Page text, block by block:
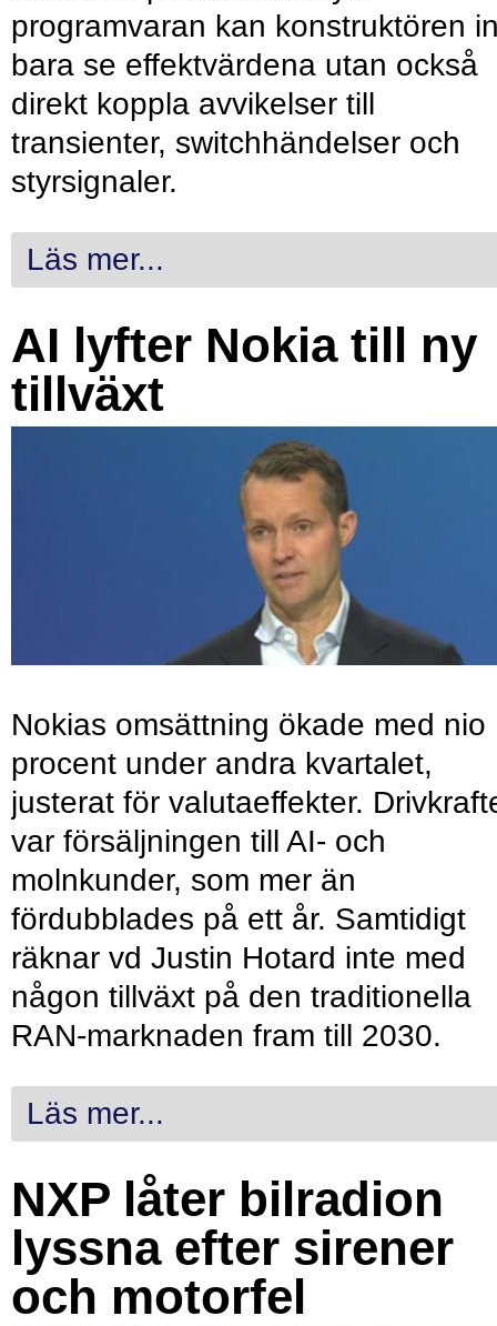
programvaran kan konstruktören
bara se effektvärdena utan också
direkt koppla avvikelser till
transienter, switchhändelser och
styrsignaler.
Läs mer...
AI lyfter Nokia till ny
tillväxt
Nokias omsättning ökade med nio
procent under andra kvartalet,
justerat för valutaeffekter.
var försäljningen till AI- och
molnkunder, som mer än
fördubblades på ett år. Samtidigt
räknar vd Justin Hotard inte med
någon tillväxt på den traditionella
RAN-marknaden fram till 2030.
Läs mer...
NXP låter bilradion
lyssna efter sirener
och motorfel